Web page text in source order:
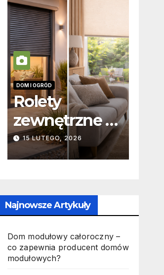
DOM I OGRÓD
Rolety
zewnętrzne vs
wewnętrzne –
podstawowe
konstrukcyjne
i funkcjonalne
15 LUTEGO, 2026
Najnowsze Artykuły
Dom modułowy całoroczny –
co zapewnia producent domów
modułowych?